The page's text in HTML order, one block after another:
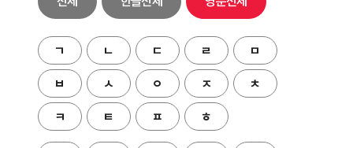
ㄱ ㄴ ㄷ ㄹ ㅁ
ㅂ ㅅ ㅇ ㅈ ㅊ
ㅋ ㅌ ㅍ ㅎ